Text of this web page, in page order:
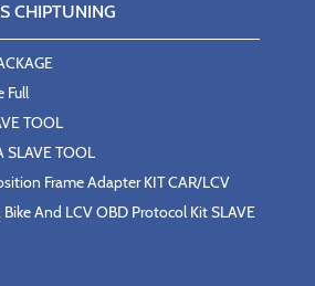
CHIPTUNING
Full
TOOL
SLAVE TOOL
Frame Adapter KIT CAR/LCV
Bike And LCV OBD Protocol Kit SLAVE